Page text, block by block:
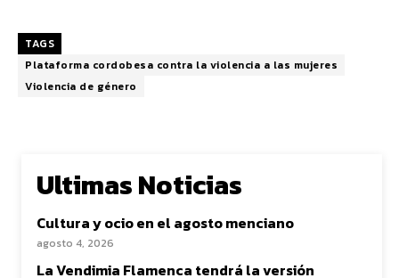
TAGS
Plataforma cordobesa contra la violencia a las mujeres
Violencia de género
Ultimas Noticias
Cultura y ocio en el agosto menciano
agosto 4, 2026
La Vendimia Flamenca tendrá la versión